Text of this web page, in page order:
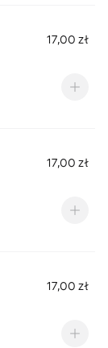
17,00 zł
17,00 zł
17,00 zł